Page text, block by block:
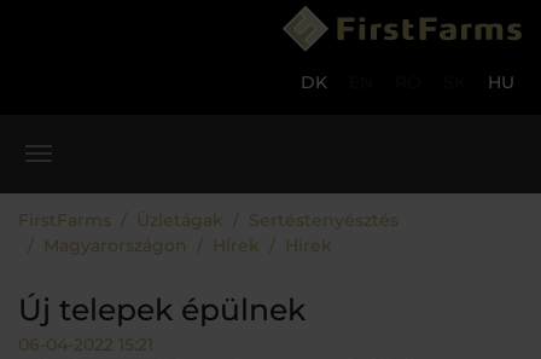
DK HU
FirstFarms Üzletágak
Sertéstenyésztés
Magyarországon
Hírek Hirek
Új telepek épülnek
06-04-2022 15:21